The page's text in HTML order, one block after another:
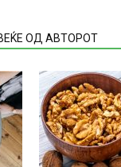
ОД АВТОРОТ